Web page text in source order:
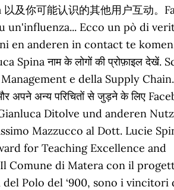
及你可能认识的其他用户互动。
un'influenza... Ecco un pò di
en anderen in contact te
नाम के लोगों की प्रोफ़ाइल देखें.
e della Supply
अन्य परिचितों से जुड़ने के लिए
Ditolve und anderen
Mazzucco al Dott. Lucie
for Teaching Excellence and
Comune di Matera con il
Polo del ‘900, sono i vincitori